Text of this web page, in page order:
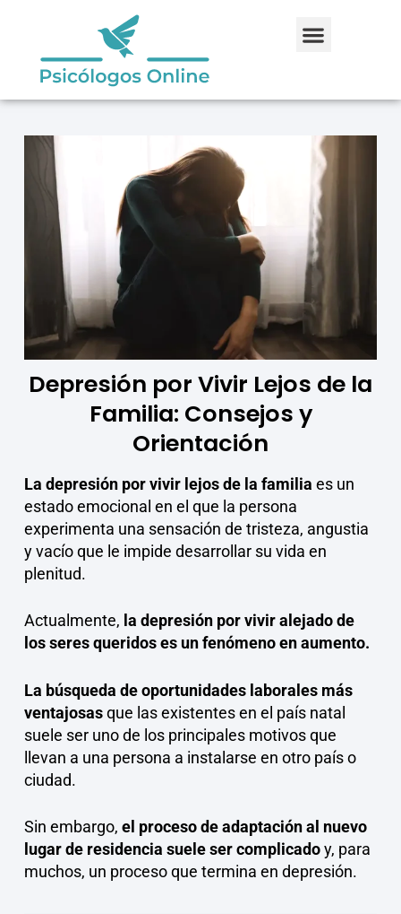
Depresión por Vivir Lejos de la
Familia: Consejos y
Orientación
La depresión por vivir lejos de la familia es un
estado emocional en el que la persona
experimenta una sensación de tristeza, angustia
y vacío que le impide desarrollar su vida en
plenitud.
Actualmente, la depresión por vivir alejado de
los seres queridos es un fenómeno en aumento.
La búsqueda de oportunidades laborales más
ventajosasque las existentes en el país natal
suele ser uno de los principales motivos que
llevan a una persona a instalarse en otro país o
ciudad.
Sin embargo, el proceso de adaptación al nuevo
lugar de residencia suele ser complicadoy, para
muchos, un proceso que termina en depresión.